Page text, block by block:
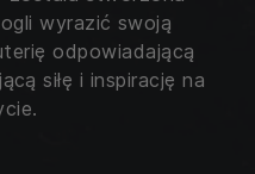
wyrazić swoją
odpowiadającą
siłę i inspirację na